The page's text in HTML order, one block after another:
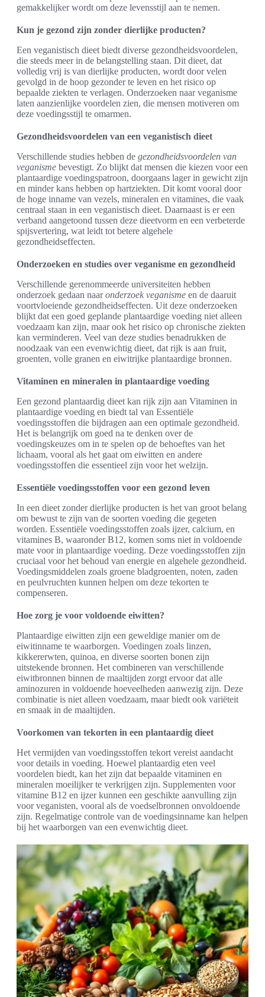
gemakkelijker wordt om deze levensstijl aan te nemen.
Kun je gezond zijn zonder dierlijke producten?
Een veganistisch dieet biedt diverse gezondheidsvoordelen,
die steeds meer in de belangstelling staan. Dit dieet, dat
volledig vrij is van dierlijke producten, wordt door velen
gevolgd in de hoop gezonder te leven en het risico op
bepaalde ziekten te verlagen. Onderzoeken naar veganisme
laten aanzienlijke voordelen zien, die mensen motiveren om
deze voedingsstijl te omarmen.
Gezondheidsvoordelen van een veganistisch dieet
Verschillende studies hebben de gezondheidsvoordelen van
veganisme bevestigt. Zo blijkt dat mensen die kiezen voor een
plantaardige voedingspatroon, doorgaans lager in gewicht zijn
en minder kans hebben op hartziekten. Dit komt vooral door
de hoge inname van vezels, mineralen en vitamines, die vaak
centraal staan in een veganistisch dieet. Daarnaast is er een
verband aangetoond tussen deze dieetvorm en een verbeterde
spijsvertering, wat leidt tot betere algehele
gezondheidseffecten.
Onderzoeken en studies over veganisme en gezondheid
Verschillende gerenommeerde universiteiten hebben
onderzoek gedaan naaronderzoek veganisme en de daaruit
voortvloeiende gezondheidseffecten. Uit deze onderzoeken
blijkt dat een goed geplande plantaardige voeding niet alleen
voedzaam kan zijn, maar ook het risico op chronische ziekten
kan verminderen. Veel van deze studies benadrukken de
noodzaak van een evenwichtig dieet, dat rijk is aan fruit,
groenten, volle granen en eiwitrijke plantaardige bronnen.
Vitaminen en mineralen in plantaardige voeding
Een gezond plantaardig dieet kan rijk zijn aan Vitaminen in
plantaardige voeding en biedt tal van Essentiële
voedingsstoffen die bijdragen aan een optimale gezondheid.
Het is belangrijk om goed na te denken over de
voedingskeuzes om in te spelen op de behoeftes van het
lichaam, vooral als het gaat om eiwitten en andere
voedingsstoffen die essentieel zijn voor het welzijn.
Essentiële voedingsstoffen voor een gezond leven
In een dieet zonder dierlijke producten is het van groot belang
om bewust te zijn van de soorten voeding die gegeten
worden. Essentiële voedingsstoffen zoals ijzer, calcium, en
vitamines B, waaronder B12, komen soms niet in voldoende
mate voor in plantaardige voeding. Deze voedingsstoffen zijn
cruciaal voor het behoud van energie en algehele gezondheid.
Voedingsmiddelen zoals groene bladgroenten, noten, zaden
en peulvruchten kunnen helpen om deze tekorten te
compenseren.
Hoe zorg je voor voldoende eiwitten?
Plantaardige eiwitten zijn een geweldige manier om de
eiwitinname te waarborgen. Voedingen zoals linzen,
kikkererwten, quinoa, en diverse soorten bonen zijn
uitstekende bronnen. Het combineren van verschillende
eiwitbronnen binnen de maaltijden zorgt ervoor dat alle
aminozuren in voldoende hoeveelheden aanwezig zijn. Deze
combinatie is niet alleen voedzaam, maar biedt ook variëteit
en smaak in de maaltijden.
Voorkomen van tekorten in een plantaardig dieet
Het vermijden van voedingsstoffen tekort vereist aandacht
voor details in voeding. Hoewel plantaardig eten veel
voordelen biedt, kan het zijn dat bepaalde vitaminen en
mineralen moeilijker te verkrijgen zijn. Supplementen voor
vitamine B12 en ijzer kunnen een geschikte aanvulling zijn
voor veganisten, vooral als de voedselbronnen onvoldoende
zijn. Regelmatige controle van de voedingsinname kan helpen
bij het waarborgen van een evenwichtig dieet.